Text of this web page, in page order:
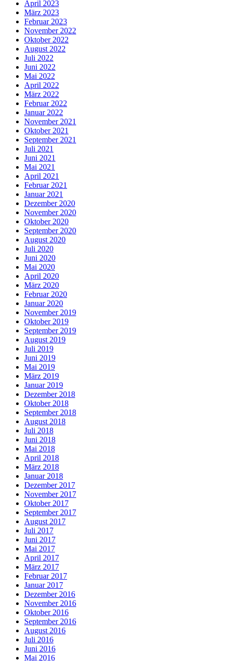
April 2023
März 2023
Februar 2023
November 2022
Oktober 2022
August 2022
Juli 2022
Juni 2022
Mai 2022
April 2022
März 2022
Februar 2022
Januar 2022
November 2021
Oktober 2021
September 2021
Juli 2021
Juni 2021
Mai 2021
April 2021
Februar 2021
Januar 2021
Dezember 2020
November 2020
Oktober 2020
September 2020
August 2020
Juli 2020
Juni 2020
Mai 2020
April 2020
März 2020
Februar 2020
Januar 2020
November 2019
Oktober 2019
September 2019
August 2019
Juli 2019
Juni 2019
Mai 2019
März 2019
Januar 2019
Dezember 2018
Oktober 2018
September 2018
August 2018
Juli 2018
Juni 2018
Mai 2018
April 2018
März 2018
Januar 2018
Dezember 2017
November 2017
Oktober 2017
September 2017
August 2017
Juli 2017
Juni 2017
Mai 2017
April 2017
März 2017
Februar 2017
Januar 2017
Dezember 2016
November 2016
Oktober 2016
September 2016
August 2016
Juli 2016
Juni 2016
Mai 2016